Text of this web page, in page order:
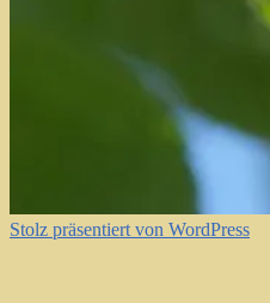
Stolz präsentiert von WordPress